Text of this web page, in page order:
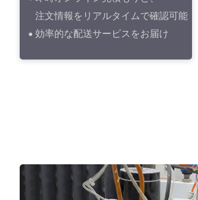
注文情報をリアルタイムで確認可能
• 効率的な配送サービスをお届け